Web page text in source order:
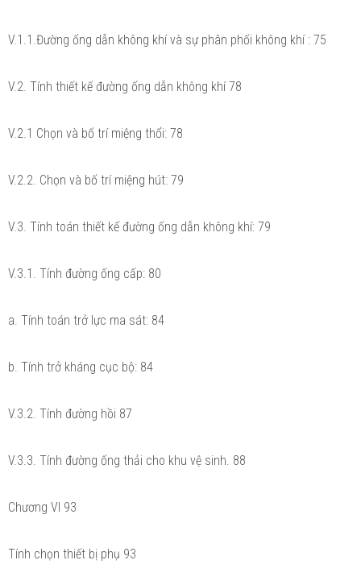
V.1.1.Đường ống dẫn không khí và sự phân phối không khí : 75
V.2. Tính thiết kế đường ống dẫn không khí 78
V.2.1 Chọn và bố trí miệng thổi: 78
V.2.2. Chọn và bố trí miệng hút: 79
V.3. Tính toán thiết kế đường ống dẫn không khí: 79
V.3.1. Tính đường ống cấp: 80
a. Tính toán trở lực ma sát: 84
b. Tính trở kháng cục bộ: 84
V.3.2. Tính đường hồi 87
V.3.3. Tính đường ống thải cho khu vệ sinh. 88
Chương VI 93
Tính chọn thiết bị phụ 93